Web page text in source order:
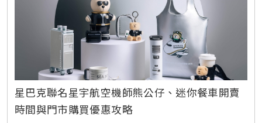
星巴克聯名星宇航空機師熊公仔、迷你餐車開賣
時間與門市購買優惠攻略